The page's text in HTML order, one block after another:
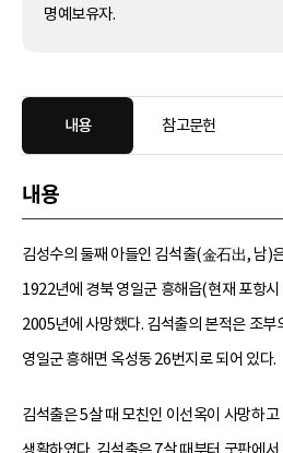
명예보유자.
내용 참고문헌
내용
김성수의 둘째 아들인 김석출(金石出, 남)
1922년에 경북 영일군 흥해읍(현재 포항
2005년에 사망했다. 김석출의 본적은 조부
영일군 흥해면 옥성동 26번지로 되어 있다.
김석출은 5살 때 모친인 이선옥이 사망하